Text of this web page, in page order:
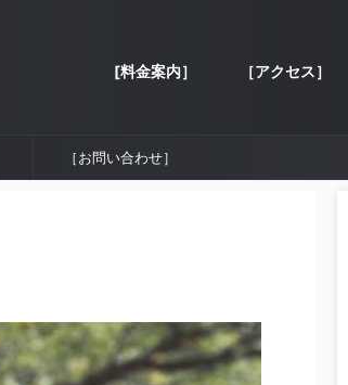
[料金案内］ ［アクセス］
［お問い合わせ］